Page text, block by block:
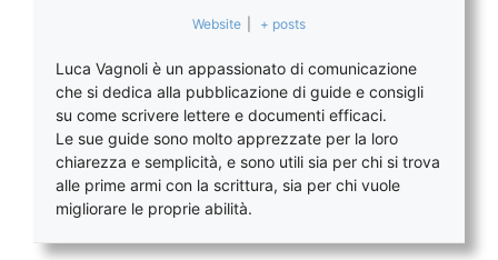
Website + posts
Luca Vagnoli è un appassionato di comunicazione
che si dedica alla pubblicazione di guide e consigli
su come scrivere lettere e documenti efficaci.
Le sue guide sono molto apprezzate per la loro
chiarezza e semplicità, e sono utili sia per chi si trova
alle prime armi con la scrittura, sia per chi vuole
migliorare le proprie abilità.